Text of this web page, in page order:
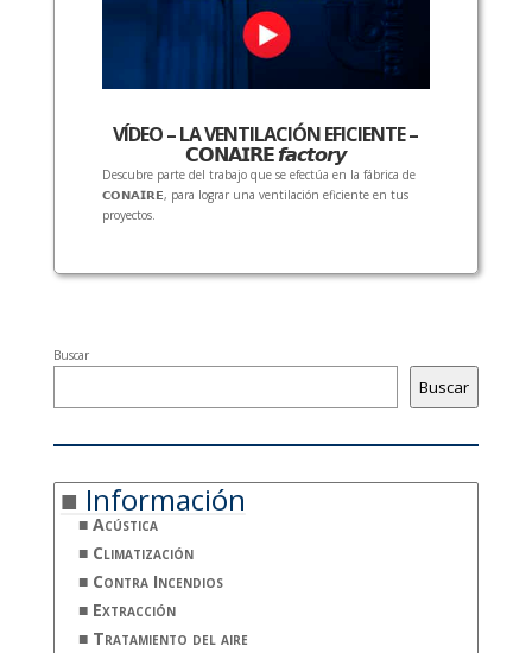
VÍDEO – LA VENTILACIÓN EFICIENTE –
𝗖𝗢𝗡𝗔𝗜𝗥𝗘 𝙛𝙖𝙘𝙩𝙤𝙧𝙮
Descubre parte del trabajo que se efectúa en la fábrica de
𝗖𝗢𝗡𝗔𝗜𝗥𝗘, para lograr una ventilación eficiente en tus
proyectos.
Buscar
Buscar
Información
Acústica
Climatización
Contra Incendios
Extracción
Tratamiento del aire